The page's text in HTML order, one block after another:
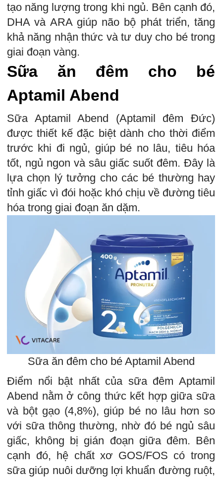
tạo năng lượng trong khi ngủ. Bên cạnh đó,
DHA và ARA giúp não bộ phát triển, tăng
khả năng nhận thức và tư duy cho bé trong
giai đoạn vàng.
Sữa ăn đêm cho bé
Aptamil Abend
Sữa Aptamil Abend (Aptamil đêm Đức)
được thiết kế đặc biệt dành cho thời điểm
trước khi đi ngủ, giúp bé no lâu, tiêu hóa
tốt, ngủ ngon và sâu giấc suốt đêm. Đây là
lựa chọn lý tưởng cho các bé thường hay
tỉnh giấc vì đói hoặc khó chịu về đường tiêu
hóa trong giai đoạn ăn dặm.
Sữa ăn đêm cho bé Aptamil Abend
Điểm nổi bật nhất của sữa đêm Aptamil
Abend nằm ở công thức kết hợp giữa sữa
và bột gạo (4,8%), giúp bé no lâu hơn so
với sữa thông thường, nhờ đó bé ngủ sâu
giấc, không bị gián đoạn giữa đêm. Bên
cạnh đó, hệ chất xơ GOS/FOS có trong
sữa giúp nuôi dưỡng lợi khuẩn đường ruột,